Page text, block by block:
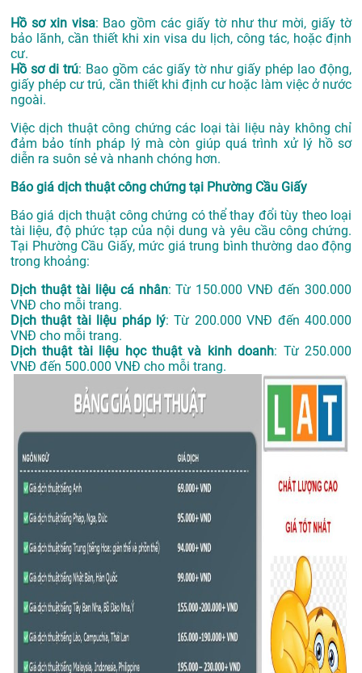
Hồ sơ xin visa: Bao gồm các giấy tờ như thư mời, giấy tờ
bảo lãnh, cần thiết khi xin visa du lịch, công tác, hoặc định
cư.
Hồ sơ di trú: Bao gồm các giấy tờ như giấy phép lao động,
giấy phép cư trú, cần thiết khi định cư hoặc làm việc ở nước
ngoài.
Việc dịch thuật công chứng các loại tài liệu này không chỉ
đảm bảo tính pháp lý mà còn giúp quá trình xử lý hồ sơ
diễn ra suôn sẻ và nhanh chóng hơn.
Báo giá dịch thuật công chứng tại Phường Cầu Giấy
Báo giá dịch thuật công chứng có thể thay đổi tùy theo loại
tài liệu, độ phức tạp của nội dung và yêu cầu công chứng.
Tại Phường Cầu Giấy, mức giá trung bình thường dao động
trong khoảng:
Dịch thuật tài liệu cá nhân: Từ 150.000 VNĐ đến 300.000
VNĐ cho mỗi trang.
Dịch thuật tài liệu pháp lý: Từ 200.000 VNĐ đến 400.000
VNĐ cho mỗi trang.
Dịch thuật tài liệu học thuật và kinh doanh: Từ 250.000
VNĐ đến 500.000 VNĐ cho mỗi trang.